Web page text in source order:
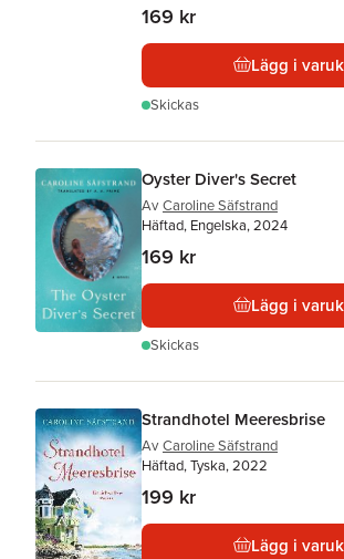
169 kr
Lägg i
Skickas
Oyster Diver's Secret
Av Caroline Säfstrand
Häftad, Engelska, 2024
169 kr
Lägg i
Skickas
Strandhotel Meeresbrise
Av Caroline Säfstrand
Häftad, Tyska, 2022
199 kr
Lägg i